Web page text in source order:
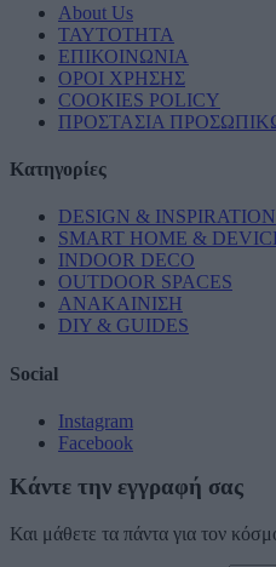
About Us
ΤΑΥΤΟΤΗΤΑ
ΕΠΙΚΟΙΝΩΝΙΑ
ΟΡΟΙ ΧΡΗΣΗΣ
COOKIES POLICY
ΠΡΟΣΤΑΣΙΑ
Κατηγορίες
DESIGN & INSPIRATION
SMART HOME &
INDOOR DECO
OUTDOOR SPACES
ΑΝΑΚΑΙΝΙΣΗ
DIY & GUIDES
Social
Instagram
Facebook
Κάντε την εγγραφή σας
Και μάθετε τα πάντα για τον